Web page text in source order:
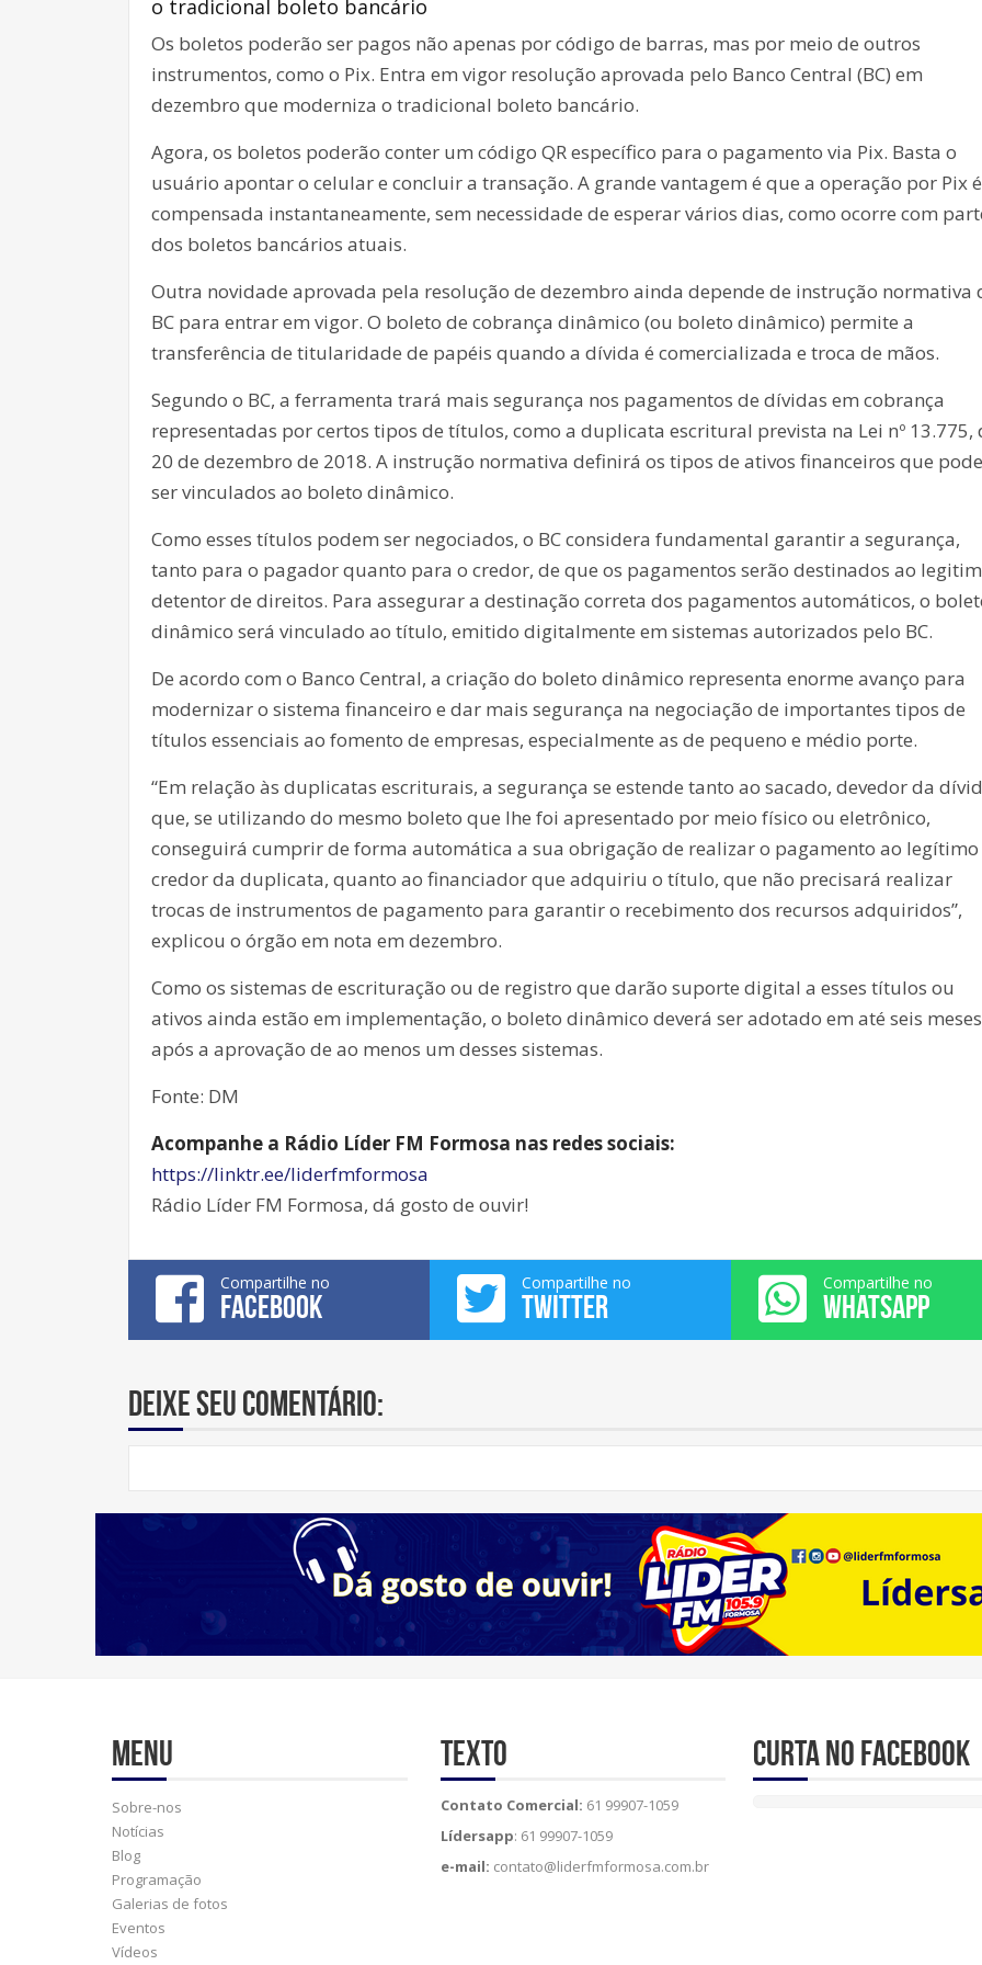
o tradicional boleto bancário
Os boletos poderão ser pagos não apenas por código de barras, mas por meio de outros
instrumentos, como o Pix. Entra em vigor resolução aprovada pelo Banco Central (BC) em
dezembro que moderniza o tradicional boleto bancário.
Agora, os boletos poderão conter um código QR específico para o pagamento via Pix. Basta o
usuário apontar o celular e concluir a transação. A grande vantagem é que a operação por Pix é
compensada instantaneamente, sem necessidade de esperar vários dias, como ocorre com
dos boletos bancários atuais.
Outra novidade aprovada pela resolução de dezembro ainda depende de instrução normativa
BC para entrar em vigor. O boleto de cobrança dinâmico (ou boleto dinâmico) permite a
transferência de titularidade de papéis quando a dívida é comercializada e troca de mãos.
Segundo o BC, a ferramenta trará mais segurança nos pagamentos de dívidas em cobrança
representadas por certos tipos de títulos, como a duplicata escritural prevista na Lei nº 13.775,
20 de dezembro de 2018. A instrução normativa definirá os tipos de ativos financeiros que
ser vinculados ao boleto dinâmico.
Como esses títulos podem ser negociados, o BC considera fundamental garantir a segurança,
tanto para o pagador quanto para o credor, de que os pagamentos serão destinados ao
detentor de direitos. Para assegurar a destinação correta dos pagamentos automáticos, o
dinâmico será vinculado ao título, emitido digitalmente em sistemas autorizados pelo BC.
De acordo com o Banco Central, a criação do boleto dinâmico representa enorme avanço para
modernizar o sistema financeiro e dar mais segurança na negociação de importantes tipos de
títulos essenciais ao fomento de empresas, especialmente as de pequeno e médio porte.
“Em relação às duplicatas escriturais, a segurança se estende tanto ao sacado, devedor da
que, se utilizando do mesmo boleto que lhe foi apresentado por meio físico ou eletrônico,
conseguirá cumprir de forma automática a sua obrigação de realizar o pagamento ao legítimo
credor da duplicata, quanto ao financiador que adquiriu o título, que não precisará realizar
trocas de instrumentos de pagamento para garantir o recebimento dos recursos adquiridos”,
explicou o órgão em nota em dezembro.
Como os sistemas de escrituração ou de registro que darão suporte digital a esses títulos ou
ativos ainda estão em implementação, o boleto dinâmico deverá ser adotado em até seis meses
após a aprovação de ao menos um desses sistemas.
Fonte: DM
Acompanhe a Rádio Líder FM Formosa nas redes sociais:
https://linktr.ee/liderfmformosa
Rádio Líder FM Formosa, dá gosto de ouvir!
Compartilhe no
FACEBOOK
Compartilhe no
TWITTER
Compartilhe no
WHATSAPP
Deixe seu comentário:
Menu
Sobre-nos
Notícias
Blog
Programação
Galerias de fotos
Eventos
Vídeos
Texto
Contato Comercial: 61 99907-1059
Lídersapp: 61 99907-1059
e-mail: contato@liderfmformosa.com.br
Curta no Facebook